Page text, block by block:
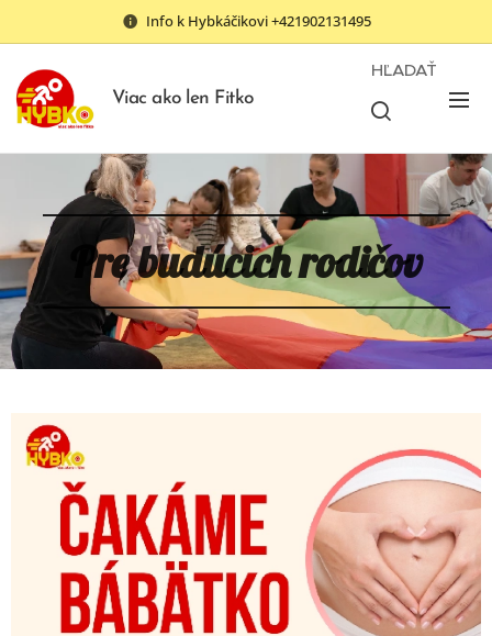
Info k Hybkáčikovi +421902131495
Viac ako len Fitko
HĽADAŤ
Pre budúcich rodičov